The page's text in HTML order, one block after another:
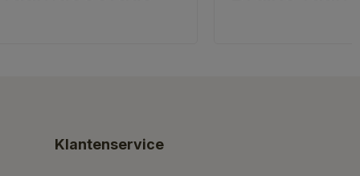
Klantenservice